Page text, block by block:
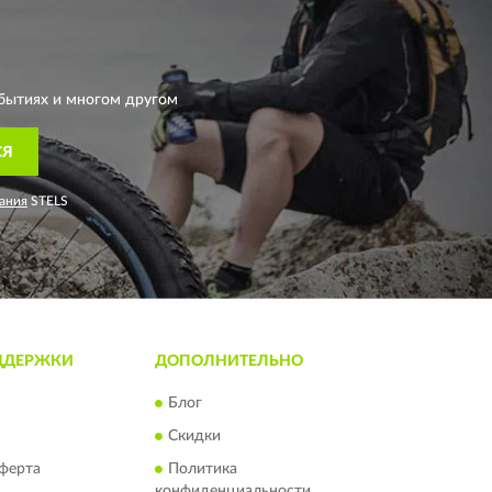
и многом другом
STELS
ДОПОЛНИТЕЛЬНО
Блог
Скидки
Политика